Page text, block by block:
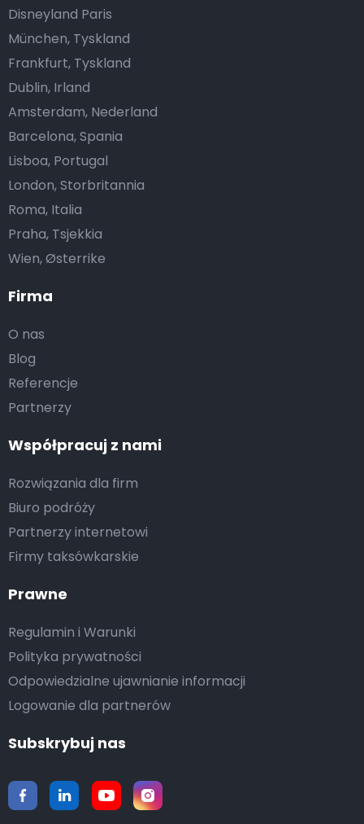
Firma
O nas
Blog
Referencje
Partnerzy
Współpracuj z nami
Rozwiązania dla firm
Biuro podróży
Partnerzy internetowi
Firmy taksówkarskie
Prawne
Regulamin i Warunki
Polityka prywatności
Odpowiedzialne ujawnianie informacji
Logowanie dla partnerów
Disneyland Paris
München, Tyskland
Frankfurt, Tyskland
Dublin, Irland
Amsterdam, Nederland
Barcelona, Spania
Lisboa, Portugal
London, Storbritannia
Roma, Italia
Praha, Tsjekkia
Wien, Østerrike
Subskrybuj nas